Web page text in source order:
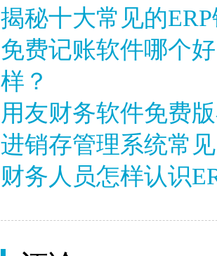
揭秘十大常见的
免费记账软件哪个
样？
用友财务软件免费
进销存管理系统常
财务人员怎样认识